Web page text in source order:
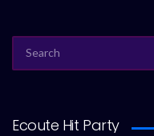
FOR:
Ecoute Hit Party